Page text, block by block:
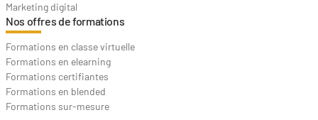
Marketing digital
Nos offres de formations
Formations en classe virtuelle
Formations en elearning
Formations certifiantes
Formations en blended
Formations sur-mesure